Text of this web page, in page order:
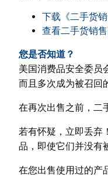
下载《二手货
查看二手货销
您是否知道？
美国消费品安全委员
而且多次成为被召回
在再次出售之前，二
若有怀疑，立即丢弃
品，即使它们并没有
在您出售使用过的产